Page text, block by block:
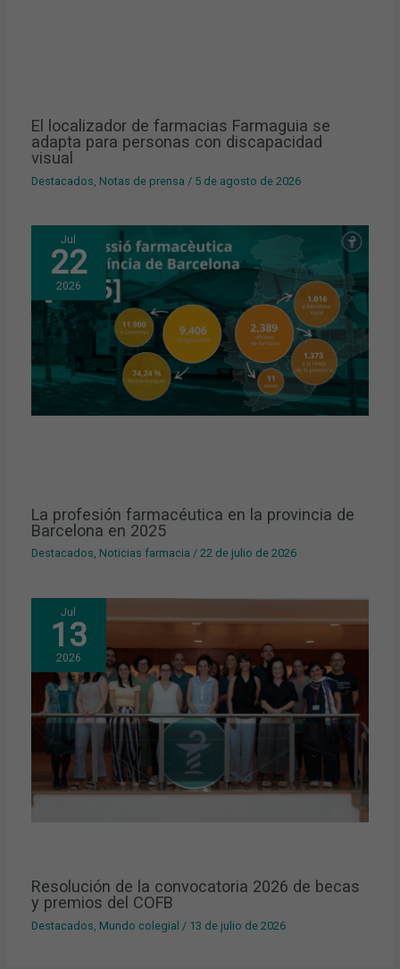
El localizador de farmacias Farmaguia se
adapta para personas con discapacidad
visual
Destacados Notas de prensa / 5 de agosto de 2026
Jul
22
2026
La profesión farmacéutica en la provincia de
Barcelona en 2025
Destacados, Noticias farmacia /22 de julio de 2026
Jul
13
2026
Resolución de la convocatoria 2026 de becas
y premios del COFB
Destacados Mundo colegial / 13 de julio de 2026